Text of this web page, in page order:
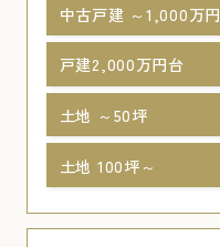
中古戸建 ～1,000万円
戸建2,000万円台
土地 ～50坪
土地 100坪～